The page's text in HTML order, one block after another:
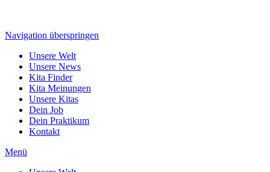
Navigation überspringen
Unsere Welt
Unsere News
Kita Finder
Kita Meinungen
Unsere Kitas
Dein Job
Dein Praktikum
Kontakt
Menü